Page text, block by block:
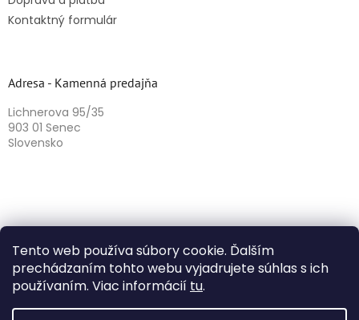
Tento web používa súbory cookie. Ďalším
prechádzaním tohto webu vyjadrujete súhlas s ich
používaním. Viac informácií tu.
Kontaktný formulár
Adresa - Kamenná predajňa
Lichnerova 95/35
903 01 Senec
Slovensko